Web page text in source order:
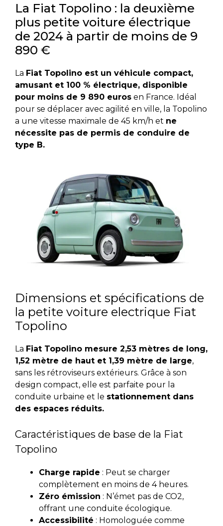
La Fiat Topolino : la deuxième
plus petite voiture électrique
de 2024 à partir de moins de 9
890 €
La Fiat Topolino est un véhicule compact,
amusant et 100 % électrique, disponible
pour moins de 9 890 euros en France. Idéal
pour se déplacer avec agilité en ville, la Topolino
a une vitesse maximale de 45 km/h et ne
nécessite pas de permis de conduire de
type B.
Dimensions et spécifications de
la petite voiture electrique Fiat
Topolino
La Fiat Topolino mesure 2,53 mètres de long,
1,52 mètre de haut et 1,39 mètre de large,
sans les rétroviseurs extérieurs. Grâce à son
design compact, elle est parfaite pour la
conduite urbaine et le stationnement dans
des espaces réduits.
Caractéristiques de base de la Fiat
Topolino
Charge rapide : Peut se charger
complètement en moins de 4 heures.
Zéro émission : N’émet pas de CO2,
offrant une conduite écologique.
Accessibilité : Homologuée comme